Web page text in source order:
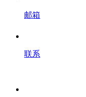
邮箱
联系